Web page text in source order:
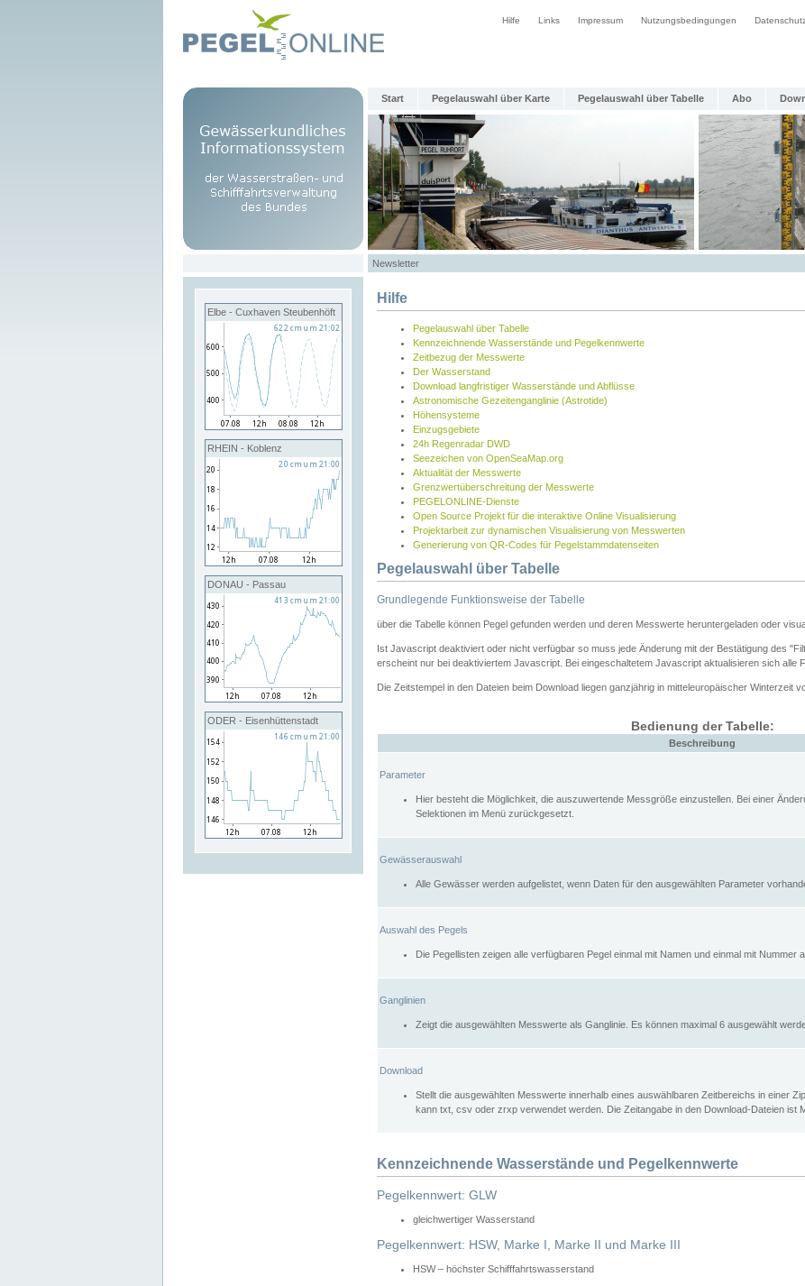
Hilfe Links Impressum Nutzungsbedingungen
Start Pegelauswahl über Karte Pegelauswahl über Tabelle Abo
Newsletter
Elbe - Cuxhaven Steubenhöft
RHEIN - Koblenz
DONAU - Passau
ODER - Eisenhüttenstadt
Hilfe
Pegelauswahl über Tabelle
Kennzeichnende Wasserstände und Pegelkennwerte
Zeitbezug der Messwerte
Der Wasserstand
Download langfristiger Wasserstände und Abflüsse
Astronomische Gezeitenganglinie (Astrotide)
Höhensysteme
Einzugsgebiete
24h Regenradar DWD
Seezeichen von OpenSeaMap.org
Aktualität der Messwerte
Grenzwertüberschreitung der Messwerte
PEGELONLINE-Dienste
Open Source Projekt für die interaktive Online Visualisierung
Projektarbeit zur dynamischen Visualisierung von Messwerten
Generierung von QR-Codes für Pegelstammdatenseiten
Pegelauswahl über Tabelle
Grundlegende Funktionsweise der Tabelle
über die Tabelle können Pegel gefunden werden und deren Messwerte heruntergeladen oder
Ist Javascript deaktiviert oder nicht verfügbar so muss jede Änderung mit der Bestätigung des
erscheint nur bei deaktiviertem Javascript. Bei eingeschaltetem Javascript aktualisieren sich alle
Die Zeitstempel in den Dateien beim Download liegen ganzjährig in mitteleuropäischer Winterzeit
Bedienung der Tabelle:
Beschreibung
Parameter
Hier besteht die Möglichkeit, die auszuwertende Messgröße einzustellen. Bei einer
Selektionen im Menü zurückgesetzt.
Gewässerauswahl
Alle Gewässer werden aufgelistet, wenn Daten für den ausgewählten Parameter
Auswahl des Pegels
Die Pegellisten zeigen alle verfügbaren Pegel einmal mit Namen und einmal mit Nummer
Ganglinien
Zeigt die ausgewählten Messwerte als Ganglinie. Es können maximal 6 ausgewählt
Download
Stellt die ausgewählten Messwerte innerhalb eines auswählbaren Zeitbereichs in einer
kann txt, csv oder zrxp verwendet werden. Die Zeitangabe in den Download-Dateien ist
Kennzeichnende Wasserstände und Pegelkennwerte
Pegelkennwert: GLW
gleichwertiger Wasserstand
Pegelkennwert: HSW, Marke I, Marke II und Marke III
HSW – höchster Schifffahrtswasserstand